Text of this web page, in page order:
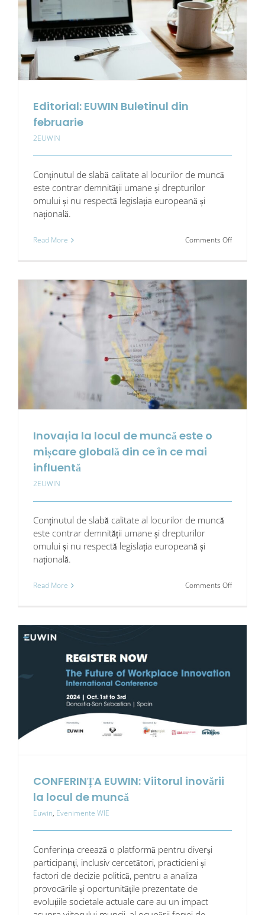
Editorial: EUWIN Buletinul din
februarie
2EUWIN
Conținutul de slabă calitate al locurilor de muncă
este contrar demnității umane și drepturilor
omului și nu respectă legislația europeană și
națională.
Read More Comments Offon
din
Inovația la locul de muncă este o
mișcare globală din ce în ce mai
influentă
2EUWIN
Conținutul de slabă calitate al locurilor de muncă
este contrar demnității umane și drepturilor
omului și nu respectă legislația europeană și
națională.
Read More Comments Offon
de
ce
CONFERINȚA EUWIN: Viitorul inovării
la locul de muncă
Euwin, Evenimente WIE
Conferința creează o platformă pentru diverși
participanți, inclusiv cercetători, practicieni și
factori de decizie politică, pentru a analiza
provocările și oportunitățile prezentate de
evoluțiile societale actuale care au un impact